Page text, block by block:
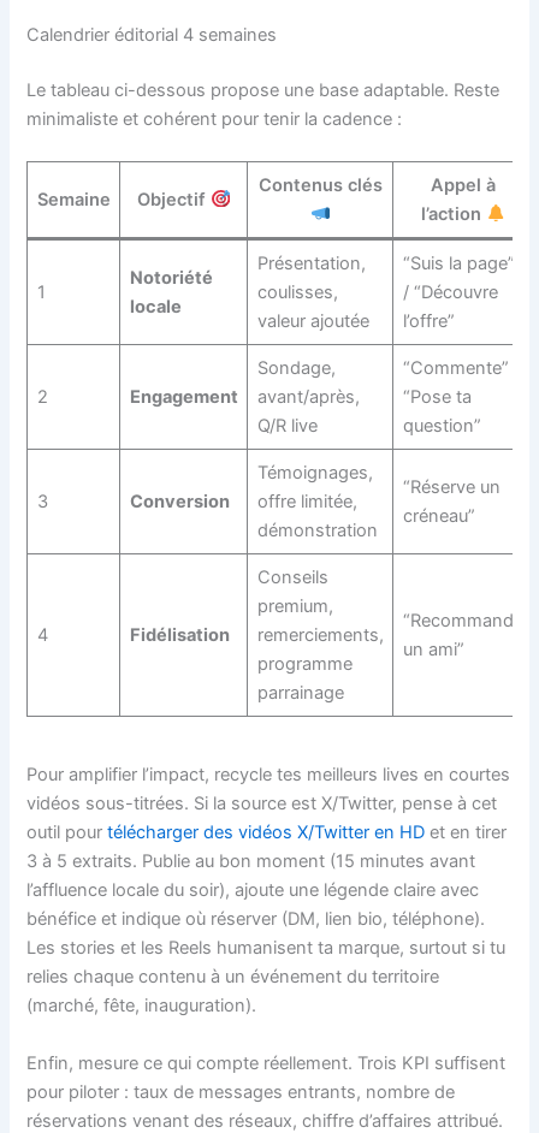
Calendrier éditorial 4 semaines
Le tableau ci-dessous propose une base adaptable. Reste
minimaliste et cohérent pour tenir la cadence :
Semaine Objectif
Contenus clés
Appel à
l’action
1
Notoriété
locale
Présentation,
coulisses,
valeur ajoutée
“Suis la page”
/ “Découvre
l’offre”
2 Engagement
Sondage,
avant/après,
Q/R live
“Commente” /
“Pose ta
question”
3 Conversion
Témoignages,
offre limitée,
démonstration
“Réserve un
créneau”
4 Fidélisation
Conseils
premium,
remerciements,
programme
parrainage
“Recommande
un ami”
Pour amplifier l’impact, recycle tes meilleurs lives en courtes
vidéos sous-titrées. Si la source est X/Twitter, pense à cet
outil pourtélécharger des vidéos X/Twitter en HD et en tirer
3 à 5 extraits. Publie au bon moment (15 minutes avant
l’affluence locale du soir), ajoute une légende claire avec
bénéfice et indique où réserver (DM, lien bio, téléphone).
Les stories et les Reels humanisent ta marque, surtout si tu
relies chaque contenu à un événement du territoire
(marché, fête, inauguration).
Enfin, mesure ce qui compte réellement. Trois KPI suffisent
pour piloter : taux de messages entrants, nombre de
réservations venant des réseaux, chiffre d’affaires attribué.